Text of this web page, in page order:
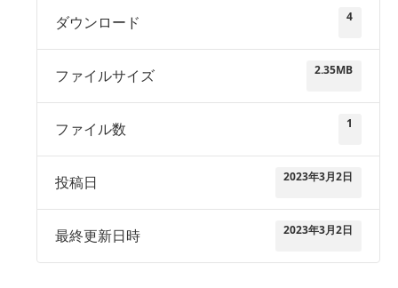
ダウンロード 4
ファイルサイズ 2.35MB
ファイル数 1
投稿日 2023年3月2日
最終更新日時 2023年3月2日